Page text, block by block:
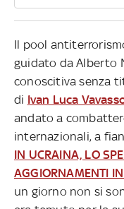
Il pool
guidato da Alberto
conoscitiva senza
di Ivan Luca
andato a
internazionali, a
IN UCRAINA, LO
AGGIORNAMENTI
un giorno non si